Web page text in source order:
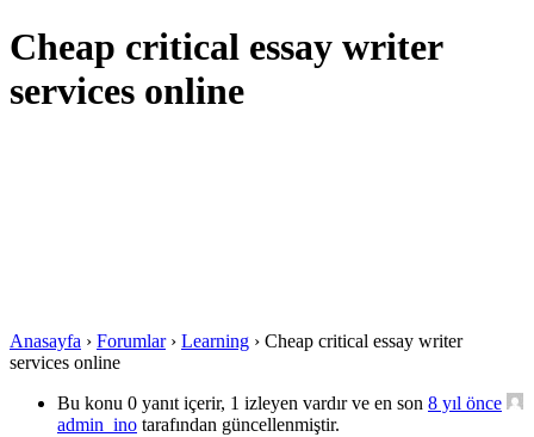
Cheap critical essay writer
services online
Anasayfa › Forumlar › Learning › Cheap critical essay writer
services online
Bu konu 0 yanıt içerir, 1 izleyen vardır ve en son 8 yıl önce
admin_ino tarafından güncellenmiştir.